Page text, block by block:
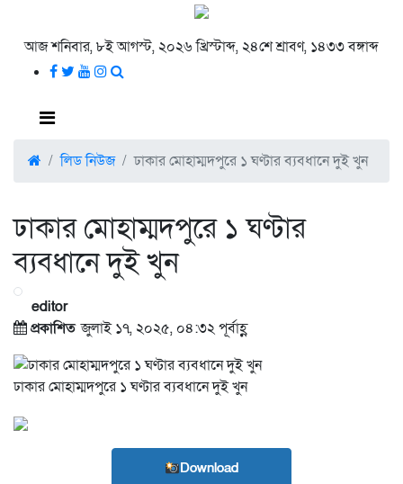
আজ শনিবার, ৮ই আগস্ট, ২০২৬ খ্রিস্টাব্দ, ২৪শে শ্রাবণ, ১৪৩৩ বঙ্গাব্দ
লিড নিউজ ঢাকার মোহাম্মদপুরে ১ ঘণ্টার ব্যবধানে দুই খুন
ঢাকার মোহাম্মদপুরে ১ ঘণ্টার
ব্যবধানে দুই খুন
editor
প্রকাশিতজুলাই ১৭, ২০২৫, ০৪:৩২ পূর্বাহ্ণ
ঢাকার মোহাম্মদপুরে ১ ঘণ্টার ব্যবধানে দুই খুন
Download